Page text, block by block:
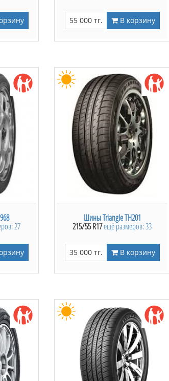
55 000 тг. В корзину
27
Шины Triangle TH201
215/55 R17ещё размеров: 33
35 000 тг. В корзину